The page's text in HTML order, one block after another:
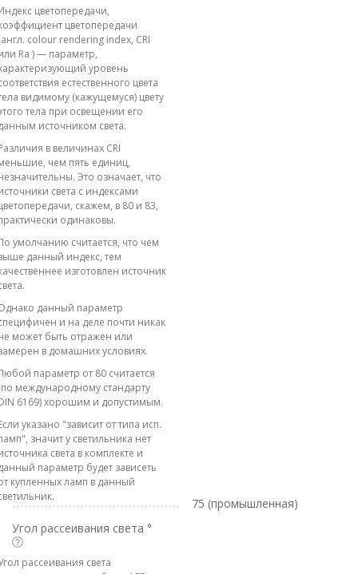
цветопередачи,
цветопередачи
colour rendering index, CRI
Ra ) — параметр,
уровень
естественного цвета
видимому (кажущемуся) цвету
тела при освещении его
источником света.
в величинах CRI
чем пять единиц,
Это означает, что
света с индексами
скажем, в 80 и 83,
одинаковы.
умолчанию считается, что чем
данный индекс, тем
изготовлен источник
данный параметр
и на деле почти никак
может быть отражен или
в домашних условиях.
параметр от 80 считается
международному стандарту
6169) хорошим и допустимым.
указано "зависит от типа исп.
значит у светильника нет
света в комплекте и
параметр будет зависеть
купленных ламп в данный
75 (промышленная)
Угол рассеивания света °
рассеивания света